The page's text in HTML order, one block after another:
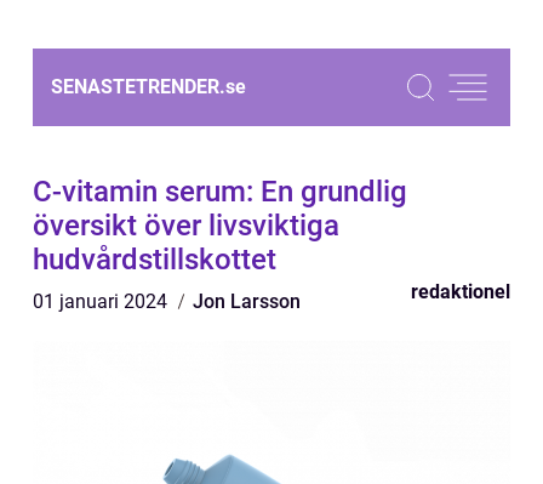
SENASTETRENDER.se
C-vitamin serum: En grundlig
översikt över livsviktiga
hudvårdstillskottet
01 januari 2024 Jon Larsson redaktionel